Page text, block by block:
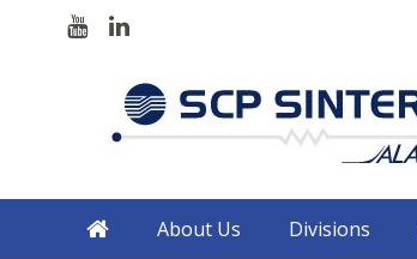
About Us Divisions